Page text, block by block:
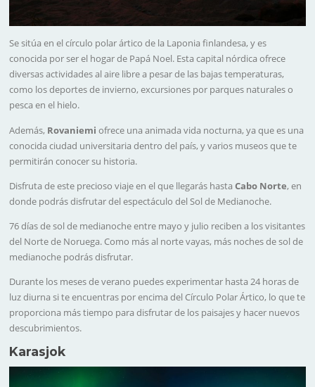
Se sitúa en el círculo polar ártico de la Laponia finlandesa, y es
conocida por ser el hogar de Papá Noel. Esta capital nórdica ofrece
diversas actividades al aire libre a pesar de las bajas temperaturas,
como los deportes de invierno, excursiones por parques naturales o
pesca en el hielo.
Además, Rovaniemiofrece una animada vida nocturna, ya que es una
conocida ciudad universitaria dentro del país, y varios museos que te
permitirán conocer su historia.
Disfruta de este precioso viaje en el que llegarás hastaCabo Norte, en
donde podrás disfrutar del espectáculo del Sol de Medianoche.
76 días de sol de medianoche entre mayo y julio reciben a los visitantes
del Norte de Noruega. Como más al norte vayas, más noches de sol de
medianoche podrás disfrutar.
Durante los meses de verano puedes experimentar hasta 24 horas de
luz diurna si te encuentras por encima del Círculo Polar Ártico, lo que te
proporciona más tiempo para disfrutar de los paisajes y hacer nuevos
descubrimientos.
Karasjok